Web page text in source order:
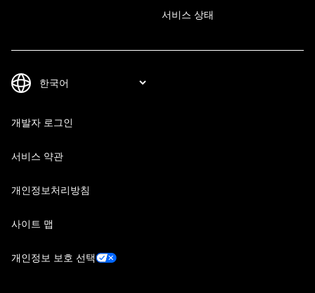
서비스 상태
개발자 로그인
서비스 약관
개인정보처리방침
사이트 맵
개인정보 보호 선택